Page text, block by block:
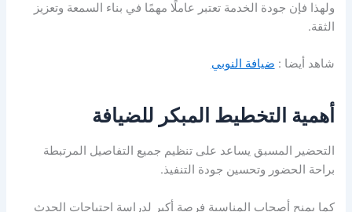
ولهذا فإن جودة الخدمة تعتبر عاملًا مهمًا في بناء السمعة وتعزيز
الثقة.
شاهد أيضا : ضيافة النوبي
أهمية التخطيط المبكر للضيافة
التحضير المسبق يساعد على تنظيم جميع التفاصيل المرتبطة
براحة الحضور وتحسين جودة التنفيذ.
كما يمنح أصحاب المناسبة فرصة أكبر لدراسة احتياجات الحدث